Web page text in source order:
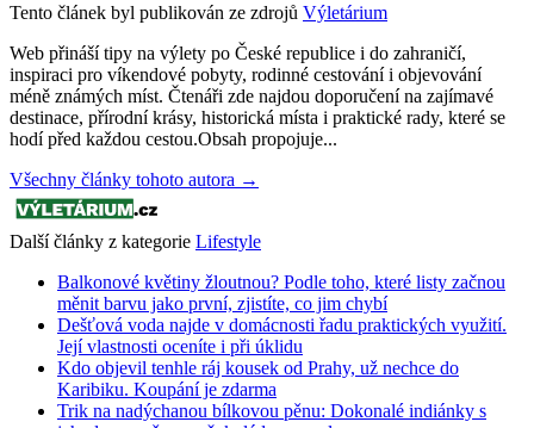
Tento článek byl publikován ze zdrojů Výletárium
Web přináší tipy na výlety po České republice i do zahraničí,
inspiraci pro víkendové pobyty, rodinné cestování i objevování
méně známých míst. Čtenáři zde najdou doporučení na zajímavé
destinace, přírodní krásy, historická místa i praktické rady, které se
hodí před každou cestou.Obsah propojuje...
Všechny články tohoto autora →
Další články z kategorie Lifestyle
Balkonové květiny žloutnou? Podle toho, které listy začnou
měnit barvu jako první, zjistíte, co jim chybí
Dešťová voda najde v domácnosti řadu praktických využití.
Její vlastnosti oceníte i při úklidu
Kdo objevil tenhle ráj kousek od Prahy, už nechce do
Karibiku. Koupání je zdarma
Trik na nadýchanou bílkovou pěnu: Dokonalé indiánky s